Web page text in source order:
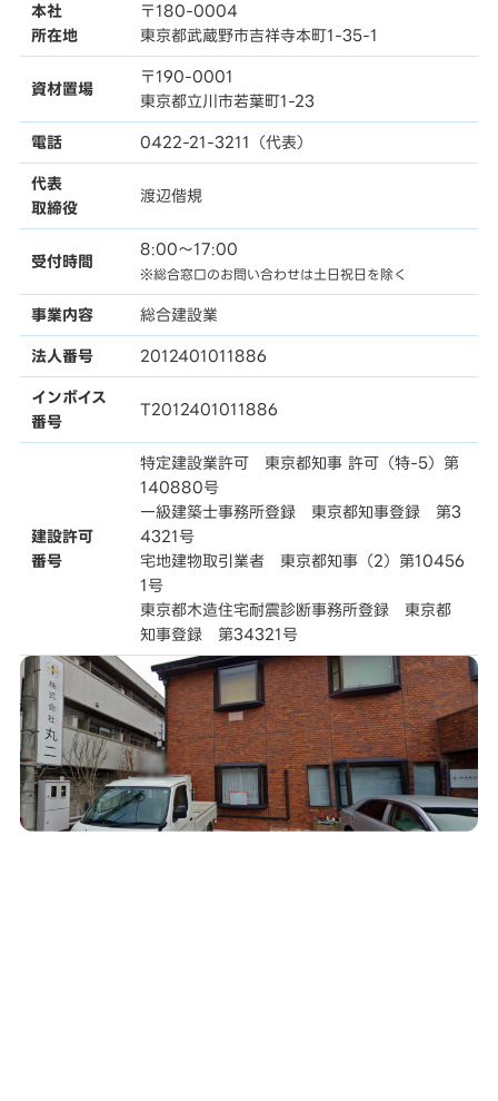
本社
所在地
〒180-0004
東京都武蔵野市吉祥寺本町1-35-1
資材置場
〒190-0001
東京都立川市若葉町1-23
電話 0422-21-3211（代表）
代表
取締役
渡辺偕規
受付時間
8:00〜17:00
※総合窓口のお問い合わせは土日祝日を除く
事業内容 総合建設業
法人番号 2012401011886
インボイス
番号
T2012401011886
建設許可
番号
特定建設業許可 東京都知事 許可（特-5）第
140880号
一級建築士事務所登録 東京都知事登録 第3
4321号
宅地建物取引業者 東京都知事（2）第10456
1号
東京都木造住宅耐震診断事務所登録 東京都
知事登録 第34321号